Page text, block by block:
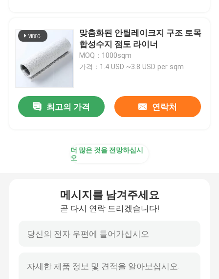
비디오
우리에 대하여
공장 여행
토지 합성적 직물
토목 합성 수지 보강재 그리드
맞춤화된 안틸레이크지 구조 토목
합성수지 점토 라이너
MOQ：1000sqm
가격：1.4 USD ~3.8 USD per sqm
최고의 가격 연락처
더 많은 것을 전망하십시
오
메시지를 남겨주세요
곧 다시 연락 드리겠습니다!